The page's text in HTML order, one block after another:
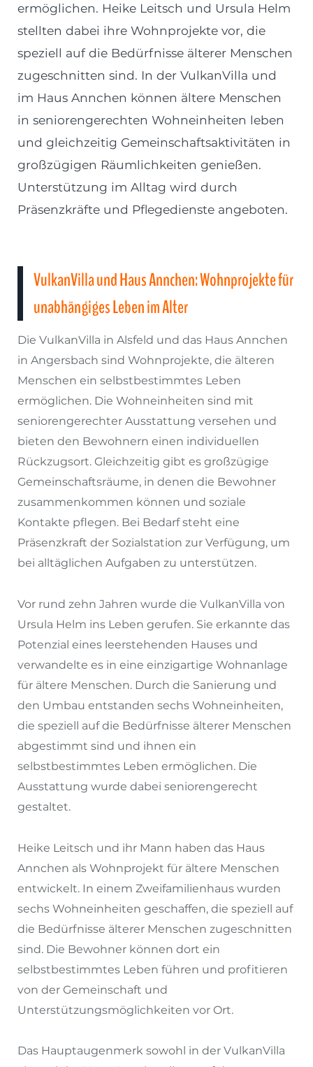
ermöglichen. Heike Leitsch und Ursula Helm
stellten dabei ihre Wohnprojekte vor, die
speziell auf die Bedürfnisse älterer Menschen
zugeschnitten sind. In der VulkanVilla und
im Haus Annchen können ältere Menschen
in seniorengerechten Wohneinheiten leben
und gleichzeitig Gemeinschaftsaktivitäten in
großzügigen Räumlichkeiten genießen.
Unterstützung im Alltag wird durch
Präsenzkräfte und Pflegedienste angeboten.
VulkanVilla und Haus Annchen: Wohnprojekte für
unabhängiges Leben im Alter
Die VulkanVilla in Alsfeld und das Haus Annchen
in Angersbach sind Wohnprojekte, die älteren
Menschen ein selbstbestimmtes Leben
ermöglichen. Die Wohneinheiten sind mit
seniorengerechter Ausstattung versehen und
bieten den Bewohnern einen individuellen
Rückzugsort. Gleichzeitig gibt es großzügige
Gemeinschaftsräume, in denen die Bewohner
zusammenkommen können und soziale
Kontakte pflegen. Bei Bedarf steht eine
Präsenzkraft der Sozialstation zur Verfügung, um
bei alltäglichen Aufgaben zu unterstützen.
Vor rund zehn Jahren wurde die VulkanVilla von
Ursula Helm ins Leben gerufen. Sie erkannte das
Potenzial eines leerstehenden Hauses und
verwandelte es in eine einzigartige Wohnanlage
für ältere Menschen. Durch die Sanierung und
den Umbau entstanden sechs Wohneinheiten,
die speziell auf die Bedürfnisse älterer Menschen
abgestimmt sind und ihnen ein
selbstbestimmtes Leben ermöglichen. Die
Ausstattung wurde dabei seniorengerecht
gestaltet.
Heike Leitsch und ihr Mann haben das Haus
Annchen als Wohnprojekt für ältere Menschen
entwickelt. In einem Zweifamilienhaus wurden
sechs Wohneinheiten geschaffen, die speziell auf
die Bedürfnisse älterer Menschen zugeschnitten
sind. Die Bewohner können dort ein
selbstbestimmtes Leben führen und profitieren
von der Gemeinschaft und
Unterstützungsmöglichkeiten vor Ort.
Das Hauptaugenmerk sowohl in der VulkanVilla